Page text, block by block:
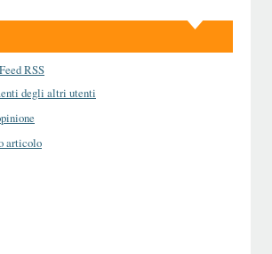
RSS
degli altri utenti
articolo